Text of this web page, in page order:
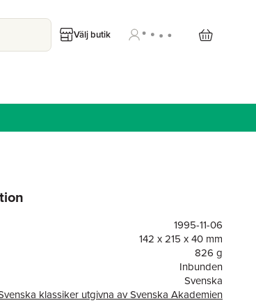
Välj butik
1995-11-06
142 x 215 x 40 mm
826 g
Inbunden
Svenska
klassiker utgivna av Svenska Akademien